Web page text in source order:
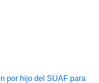
por hijo del SUAF para